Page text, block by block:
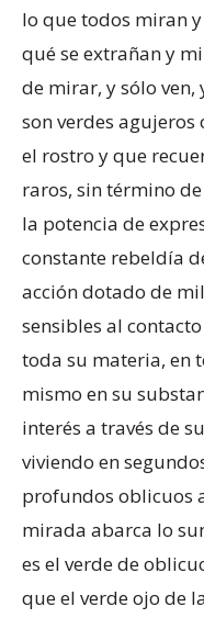
lo que todos miran
qué se extrañan y
de mirar, y sólo ven,
son verdes
el rostro y que
raros, sin término
la potencia de
constante rebeldía
acción dotado de
sensibles al
toda su materia, en
mismo en su
interés a través de
viviendo en
profundos oblicuos
mirada abarca lo
es el verde de
que el verde ojo de